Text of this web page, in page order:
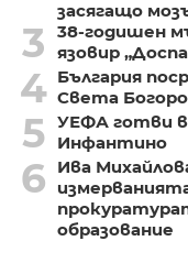
засягащо
3
38-годишен
язовир
4 България
Света
5 УЕФА готви
Инфантино
6
Ива
образование